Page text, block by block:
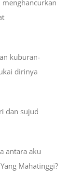
kuburan-
dirinya
dan sujud
antara aku
Mahatinggi?